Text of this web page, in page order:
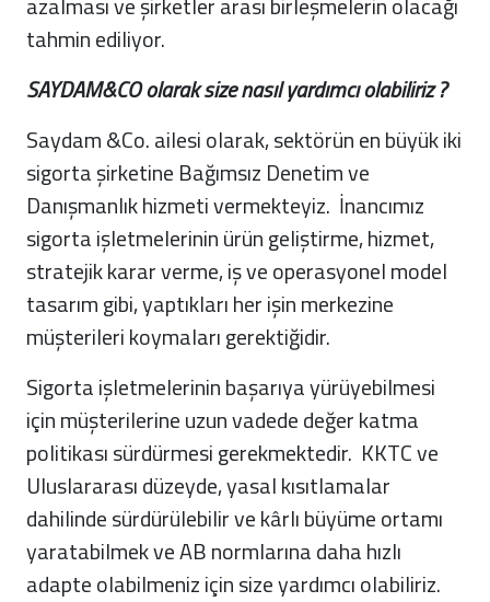
tahmin ediliyor.
SAYDAM&CO olarak size nasıl yardımcı olabiliriz ?
Saydam &Co. ailesi olarak, sektörün en büyük iki
sigorta şirketine Bağımsız Denetim ve
Danışmanlık hizmeti vermekteyiz. İnancımız
sigortaişletmelerininürün geliştirme, hizmet,
stratejik karar verme, iş ve operasyonel model
tasarım gibi, yaptıkları her işin merkezine
müşterileri koymaları gerektiğidir.
Sigorta işletmelerinin başarıya yürüyebilmesi
için müşterilerine uzun vadede değer katma
politikası sürdürmesi gerekmektedir. KKTC ve
Uluslararası düzeyde, yasal kısıtlamalar
dahilinde sürdürülebilir ve kârlı büyüme ortamı
yaratabilmek ve AB normlarına daha hızlı
adapte olabilmeniz için size yardımcı olabiliriz.